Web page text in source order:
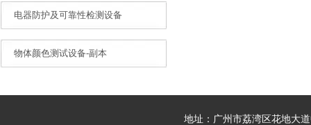
电器防护及可靠性检测设备
物体颜色测试设备-副本
地址：广州市荔湾区花地大